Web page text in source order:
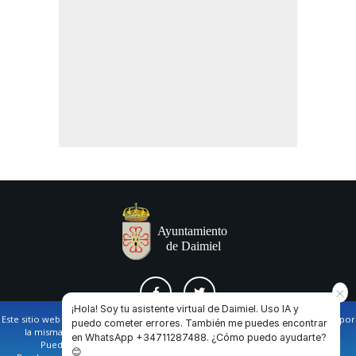
AVISO LEGAL Y POLÍTICA DE PRIVACIDAD COOKIES CONTACTO
Este sitio web utiliza cookies propias y de terceros para facilitar la navegación por
la misma y obtener datos estadísticos de la navegación de los usuarios.
Puede obtener más información en nuestrapolítica de cookies
¡Hola! Soy tu asistente virtual de Daimiel. Uso IA y
puedo cometer errores. También me puedes encontrar
en WhatsApp +34711287488. ¿Cómo puedo ayudarte?
😊